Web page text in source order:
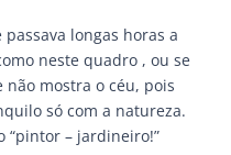
longas horas a
neste quadro , ou se
mostra o céu, pois
só com a natureza.
“pintor – jardineiro!”